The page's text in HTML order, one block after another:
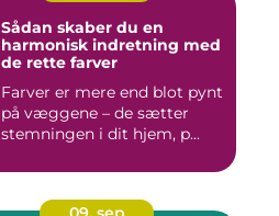
Sådan skaber du en
harmonisk indretning med
de rette farver
Farver er mere end blot pynt
på væggene – de sætter
stemningen i dit hjem, p...